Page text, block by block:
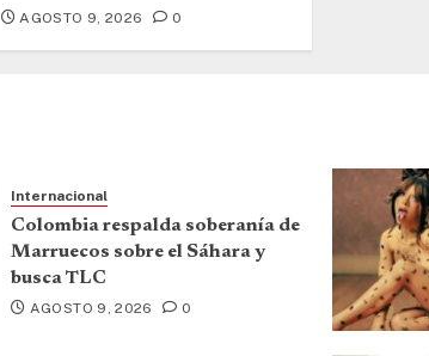
AGOSTO 9, 2026 0
Internacional
Colombia respalda soberanía de
Marruecos sobre el Sáhara y
busca TLC
AGOSTO 9, 2026 0